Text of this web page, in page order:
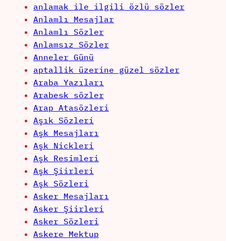
anlamak ile ilgili özlü sözler
Anlamlı Mesajlar
Anlamlı Sözler
Anlamsız Sözler
Anneler Günü
aptallik üzerine güzel sözler
Araba Yazıları
Arabesk sözler
Arap Atasözleri
Aşık Sözleri
Aşk Mesajları
Aşk Nickleri
Aşk Resimleri
Aşk Şiirleri
Aşk Sözleri
Asker Mesajları
Asker Şiirleri
Asker Sözleri
Askere Mektup